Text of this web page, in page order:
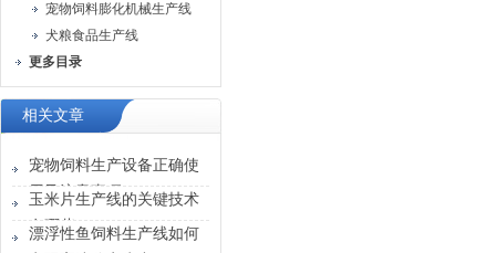
宠物饲料膨化机械生产线
犬粮食品生产线
更多目录
相关文章
宠物饲料生产设备正确使
用及注意事项
玉米片生产线的关键技术
有哪些？
漂浮性鱼饲料生产线如何